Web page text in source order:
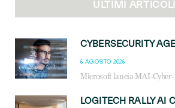
ULTIMI ARTICOLI
6 AGOSTO 2026